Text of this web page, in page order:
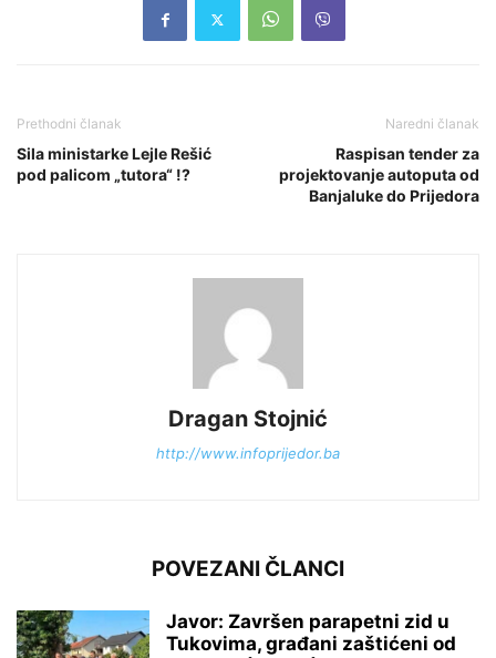
Prethodni članak
Sila ministarke Lejle Rešić
pod palicom „tutora“ !?
Naredni članak
Raspisan tender za
projektovanje autoputa od
Banjaluke do Prijedora
Dragan Stojnić
http://www.infoprijedor.ba
POVEZANI ČLANCI
Javor: Završen parapetni zid u
Tukovima, građani zaštićeni od